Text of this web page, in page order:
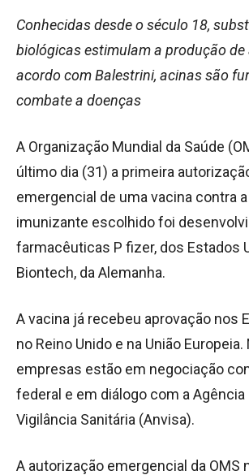
Conhecidas desde o século 18,
biológicas estimulam a produção de
acordo com Balestrini, acinas são
combate a doenças
A Organização Mundial da Saúde
último dia (31) a primeira
emergencial de uma vacina contra
imunizante escolhido foi
farmacêuticas P fizer, dos Estados
Biontech, da Alemanha.
A vacina já recebeu aprovação nos
no Reino Unido e na União Europeia.
empresas estão em negociação
federal e em diálogo com a Agência
Vigilância Sanitária (Anvisa).
A autorização emergencial da OMS